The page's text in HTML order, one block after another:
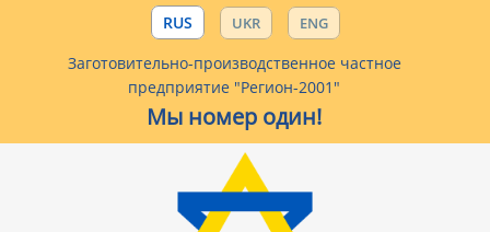
RUS UKR ENG
Заготовительно-производственное частное
предприятие "Регион-2001"
Мы номер один!